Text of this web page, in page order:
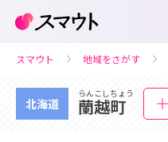
スマウト 地域をさがす
北海道
らんこしちょう
蘭越町